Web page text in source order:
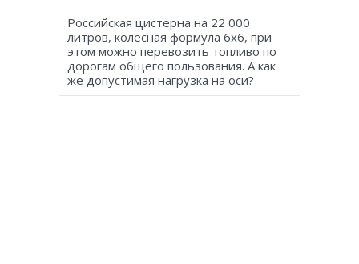
Российская цистерна на 22 000
литров, колесная формула 6х6, при
этом можно перевозить топливо по
дорогам общего пользования. А как
же допустимая нагрузка на оси?